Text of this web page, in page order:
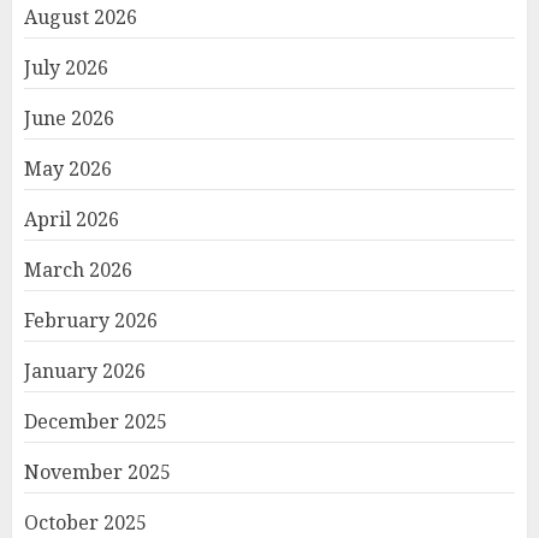
August 2026
July 2026
June 2026
May 2026
April 2026
March 2026
February 2026
January 2026
December 2025
November 2025
October 2025